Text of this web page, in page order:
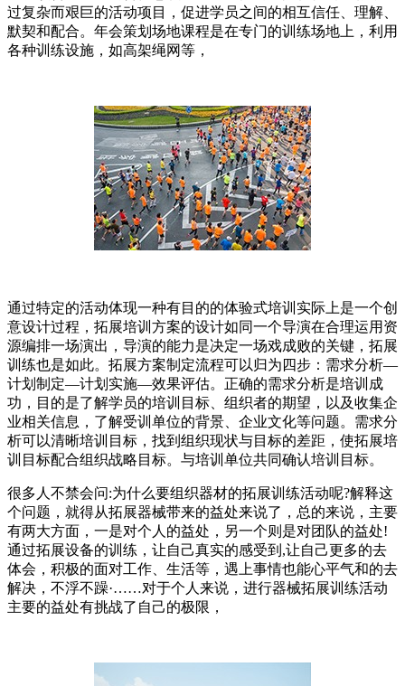
过复杂而艰巨的活动项目，促进学员之间的相互信任、理解、
默契和配合。年会策划场地课程是在专门的训练场地上，利用
各种训练设施，如高架绳网等，
通过特定的活动体现一种有目的的体验式培训实际上是一个创
意设计过程，拓展培训方案的设计如同一个导演在合理运用资
源编排一场演出，导演的能力是决定一场戏成败的关键，拓展
训练也是如此。拓展方案制定流程可以归为四步：需求分析—
计划制定—计划实施—效果评估。正确的需求分析是培训成
功，目的是了解学员的培训目标、组织者的期望，以及收集企
业相关信息，了解受训单位的背景、企业文化等问题。需求分
析可以清晰培训目标，找到组织现状与目标的差距，使拓展培
训目标配合组织战略目标。与培训单位共同确认培训目标。
很多人不禁会问:为什么要组织器材的拓展训练活动呢?解释这
个问题，就得从拓展器械带来的益处来说了，总的来说，主要
有两大方面，一是对个人的益处，另一个则是对团队的益处!
通过拓展设备的训练，让自己真实的感受到,让自己更多的去
体会，积极的面对工作、生活等，遇上事情也能心平气和的去
解决，不浮不躁·……对于个人来说，进行器械拓展训练活动
主要的益处有挑战了自己的极限，